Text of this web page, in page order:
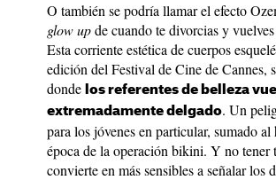
O también se podría llamar el efecto
glow upde cuando te divorcias y
Esta corriente estética de cuerpos
edición del Festival de Cine de Cannes,
donde los referentes de belleza
extremadamente delgado. Un
para los jóvenes en particular, sumado
época de la operación bikini. Y no tener
convierte en más sensibles a señalar los